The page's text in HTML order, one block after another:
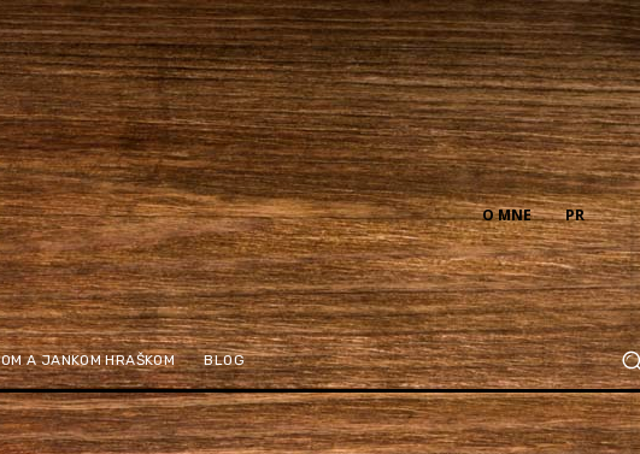
O MNE PR
A JANKOM HRAŠKOM BLOG